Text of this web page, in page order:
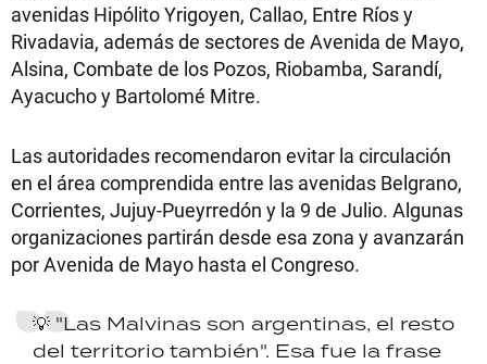
avenidas Hipólito Yrigoyen, Callao, Entre Ríos y
Rivadavia, además de sectores de Avenida de Mayo,
Alsina, Combate de los Pozos, Riobamba, Sarandí,
Ayacucho y Bartolomé Mitre.
Las autoridades recomendaron evitar la circulación
en el área comprendida entre las avenidas Belgrano,
Corrientes, Jujuy-Pueyrredón y la 9 de Julio. Algunas
organizaciones partirán desde esa zona y avanzarán
por Avenida de Mayo hasta el Congreso.
💡 "Las Malvinas son argentinas, el resto
del territorio también". Esa fue la frase